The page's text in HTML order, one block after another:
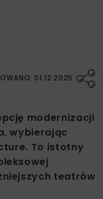
01.12.2025
modernizacji
wybierając
To istotny
teatrów